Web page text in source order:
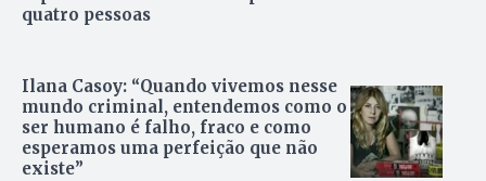
quatro pessoas
Ilana Casoy: “Quando vivemos nesse
mundo criminal, entendemos como o
ser humano é falho, fraco e como
esperamos uma perfeição que não
existe”